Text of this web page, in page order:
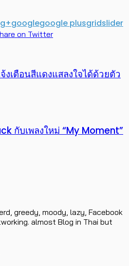
g+googlegoogle plusgridslider
on Twitter
เตือนสีแดงแสลงใจได้ด้วยตัว
กับเพลงใหม่ “My Moment”
greedy, moody, lazy, Facebook
almost Blog in Thai but